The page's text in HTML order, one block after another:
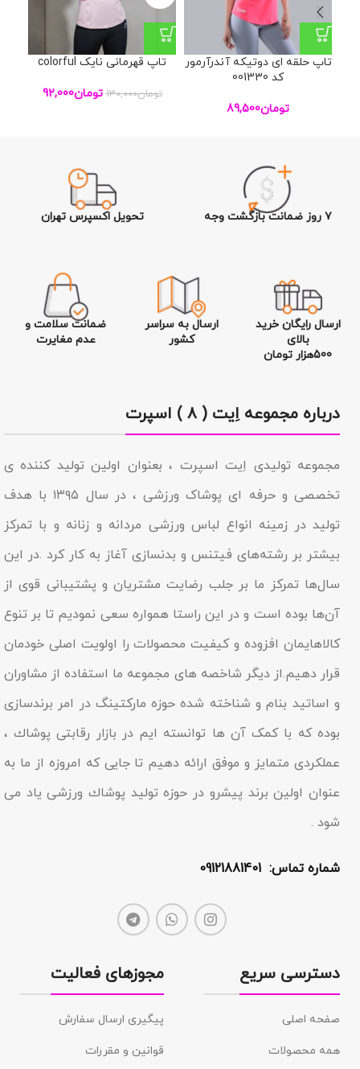
تاپ حلقه ای دوتیکه آندرآرمور
کد 001330
تومان89,500
تاپ قهرمانی نایک colorful
تومان130,000 تومان92,000
۷ روز ضمانت بازگشت وجه تحویل اکسپرس تهران
ارسال رایگان خرید
بالای
500هزار تومان
ارسال به سراسر
کشور
ضمانت سلامت و
عدم مغایرت
درباره مجموعه اِیت ( ۸ ) اسپرت
مجموعه تولیدى اِیت اسپرت ، بعنوان اولین تولید کننده ی
تخصصی و حرفه ای پوشاک ورزشی ، در سال ۱۳۹۵ با هدف
تولید در زمینه انواع لباس ورزشی مردانه و زنانه و با تمرکز
بیشتر بر رشته‌های فیتنس و بدنسازی آغاز به کار کرد .در این
سال‌ها تمرکز ما بر جلب رضایت مشتریان و پشتیبانی قوی از
آن‌ها بوده است و در این راستا همواره سعی نمودیم تا بر تنوع
کالاهایمان افزوده و کیفیت محصولات را اولویت اصلی خودمان
قرار دهیم.از دیگر شاخصه هاى مجموعه ما استفاده از مشاوران
و اساتید بنام و شناخته شده حوزه مارکتینگ در امر برندسازى
بوده که با کمک آن ها توانسته ایم در بازار رقابتى پوشاك ،
عملکردى متمایز و موفق ارائه دهیم تا جایى که امروزه از ما به
عنوان اولین برند پیشرو در حوزه تولید پوشاك ورزشی یاد مى
شود .
شماره تماس: 09121881401
دسترسی سریع
صفحه اصلی
همه محصولات
مجوزهای فعالیت
پیگیری ارسال سفارش
قوانین و مقررات